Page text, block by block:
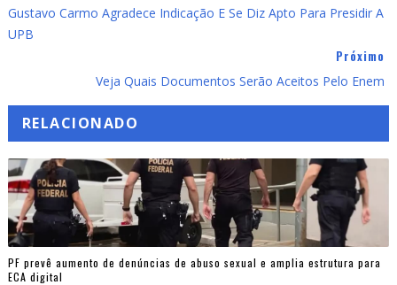
Gustavo Carmo Agradece Indicação E Se Diz Apto Para Presidir A
UPB
Próximo
Veja Quais Documentos Serão Aceitos Pelo Enem
RELACIONADO
PF prevê aumento de denúncias de abuso sexual e amplia estrutura para
ECA digital